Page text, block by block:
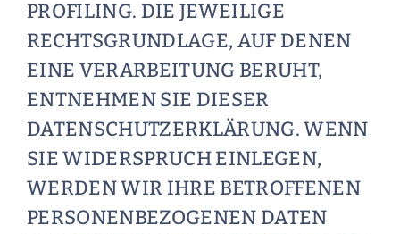
PROFILING. DIE JEWEILIGE
RECHTSGRUNDLAGE, AUF DENEN
EINE VERARBEITUNG BERUHT,
ENTNEHMEN SIE DIESER
DATENSCHUTZERKLÄRUNG. WENN
SIE WIDERSPRUCH EINLEGEN,
WERDEN WIR IHRE BETROFFENEN
PERSONENBEZOGENEN DATEN